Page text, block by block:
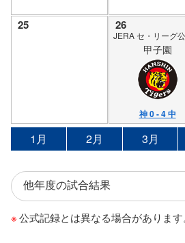
25 26
JERA セ・リーグ
甲子園
神 0 - 4 中
1月 2月 3月
公式記録とは異なる場合がありま